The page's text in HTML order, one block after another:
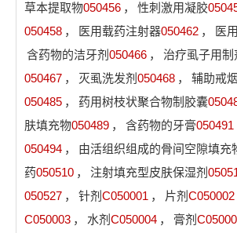
草本提取物050456 ， 性刺激用凝胶
050458 ， 医用载药注射器050462 ， 医
含药物的洁牙剂 050466 ，
治疗虱子用制
050467 ， 灭虱洗发剂 050468 ，
辅助戒
050485 ， 药用树枝状聚合物制胶囊
肤填充物050489 ， 含药物的牙膏050491
050494 ， 由活组织组成的骨间空隙填充
药050510 ， 注射填充型皮肤保湿剂
050527 ， 针剂 C050001 ， 片剂 C050002
C050003 ， 水剂 C050004 ， 膏剂